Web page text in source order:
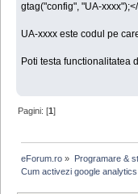
gtag("config", "UA-
UA-xxxx este codul pe
Poti testa functionalitatea
Pagini: [1]
eForum.ro » Programare &
Cum activezi google